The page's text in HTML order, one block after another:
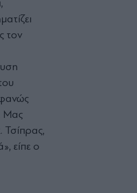
τον
Μας
Τσίπρας,
είπε ο